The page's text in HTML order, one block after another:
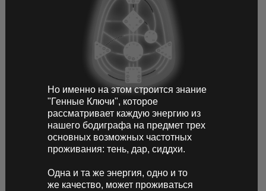
Одна и та же энергия, одно и то
же качество, может проживаться
Но именно на этом строится знание
"Генные Ключи", которое
рассматривает каждую энергию из
нашего бодиграфа на предмет трех
основных возможных частотных
проживания: тень, дар, сиддхи.